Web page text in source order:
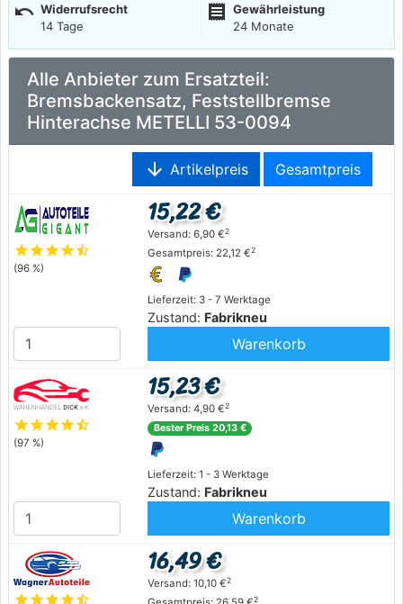
undo Widerrufsrecht
14 Tage
receipt
Gewährleistung
24 Monate
Alle Anbieter zum Ersatzteil:
Bremsbackensatz, Feststellbremse
Hinterachse METELLI 53-0094
arrow_downward Artikelpreis Gesamtpreis
starstarstarstarstar_half
(96 %)
Lieferzeit: 3 - 7 Werktage
Zustand: Fabrikneu
15,22 €
Versand: 6,90 €2
Gesamtpreis: 22,12 €2
Warenkorb
starstarstarstarstar_half
(97 %)
Lieferzeit: 1 - 3 Werktage
Zustand: Fabrikneu
15,23 €
Versand: 4,90 €2
Bester Preis 20,13 €
Warenkorb
starstarstarstarstar_half
16,49 €
Versand: 10,10 €2
2